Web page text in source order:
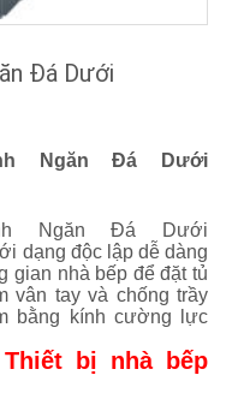
Đá Dưới
Ngăn Đá Dưới
Ngăn Đá Dưới
dạng độc lập dễ dàng
gian nhà bếp để đặt tủ
vân tay và chống trầy
bằng kính cường lực
bị nhà bếp